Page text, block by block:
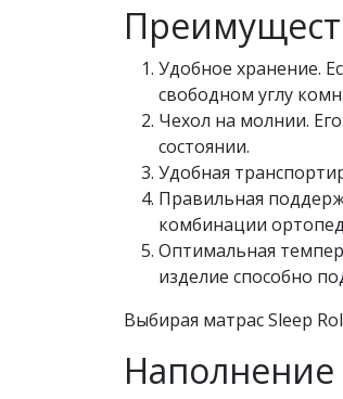
Удобное хранение.
свободном углу
Чехол на молнии.
состоянии.
Удобная
Правильная
комбинации
Оптимальная
изделие способно
Выбирая матрас Sleep
Наполнение